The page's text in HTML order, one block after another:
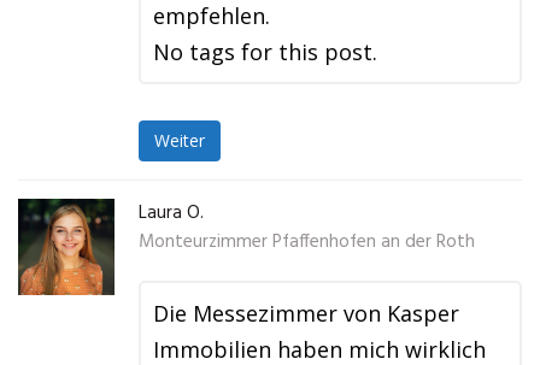
empfehlen.
No tags for this post.
Weiter
Laura O.
Monteurzimmer Pfaffenhofen an der Roth
Die Messezimmer von Kasper
Immobilien haben mich wirklich